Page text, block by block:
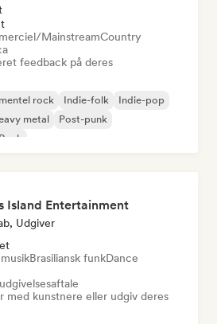
MainstreamCountry
feedback på deres
rock Indie-folk
Indie-pop
metal
Post-punk
Island Entertainment
Udgiver
Brasiliansk funkDance
med kunstnere eller udgiv deres